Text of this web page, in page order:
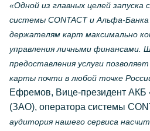
«Одной из главных целей запуска
системы CONTACT и Альфа-
держателям карт максимально
управления личными финансами.
предоставления услуги
карты почти в любой точке
Ефремов, Вице-президент
(ЗАО), оператора системы
аудитория нашего сервиса